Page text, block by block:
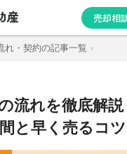
売却相
れ・契約の記事一覧
流れを徹底解
と早く売るコ